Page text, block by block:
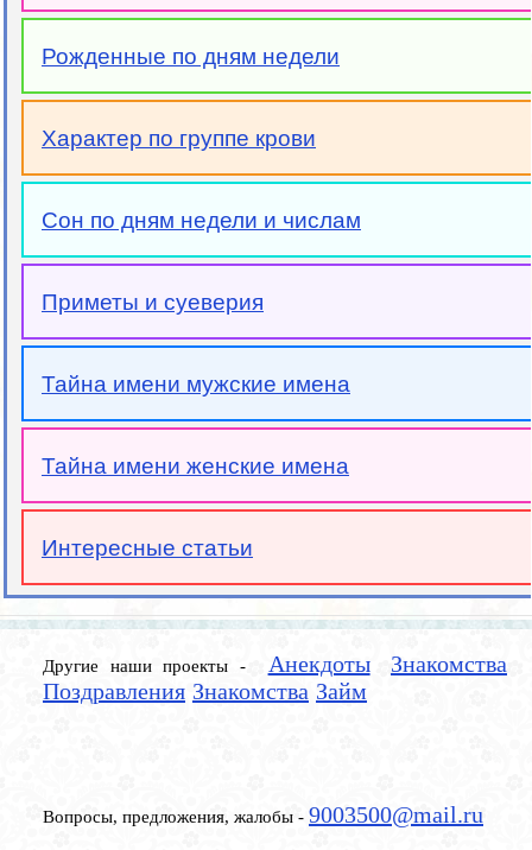
Рожденные по дням недели
Характер по группе крови
Сон по дням недели и числам
Приметы и суеверия
Тайна имени мужские имена
Тайна имени женские имена
Интересные статьи
Другие наши проекты - Анекдоты
Знакомства
Поздравления Знакомства Займ
Вопросы, предложения, жалобы - 9003500@mail.ru